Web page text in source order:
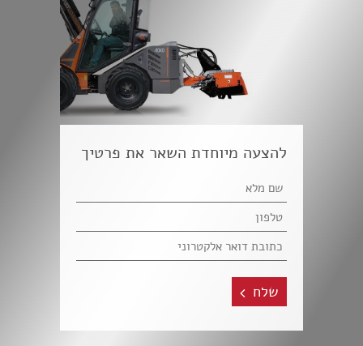
להצעה מיוחדת השאר את פרטיך
שלח